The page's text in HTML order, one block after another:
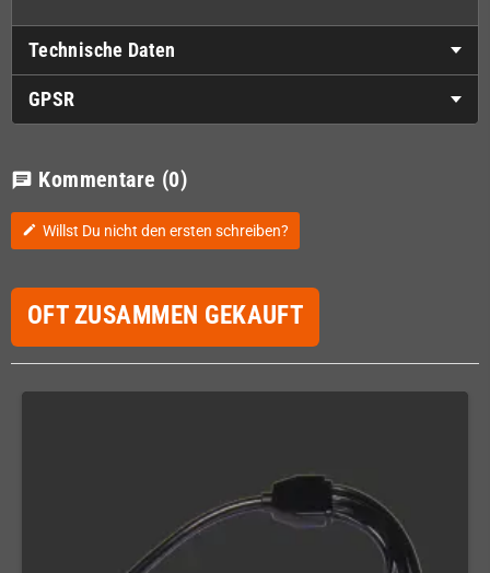
Technische Daten
GPSR
chat Kommentare (0)
edit Willst Du nicht den ersten schreiben?
OFT ZUSAMMEN GEKAUFT